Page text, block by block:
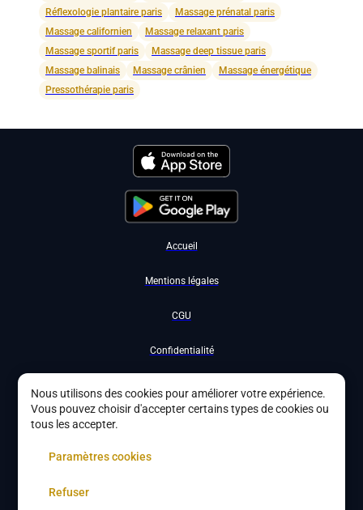
Réflexologie plantaire paris
Massage prénatal paris
Massage californien
Massage relaxant paris
Massage sportif paris
Massage deep tissue paris
Massage balinais
Massage crânien
Massage énergétique
Pressothérapie paris
Accueil
Mentions légales
CGU
Confidentialité
Nous utilisons des cookies pour améliorer votre expérience.
Vous pouvez choisir d'accepter certains types de cookies ou
tous les accepter.
Paramètres cookies
Refuser